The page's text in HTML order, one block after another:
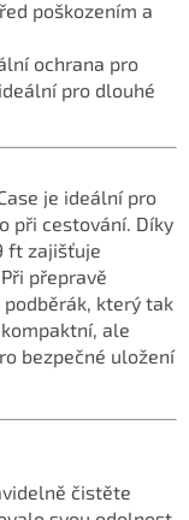
poškozením a
ochrana pro
pro dlouhé
je ideální pro
při cestování. Díky
ft zajišťuje
přepravě
který tak
ale
bezpečné uložení
čistěte